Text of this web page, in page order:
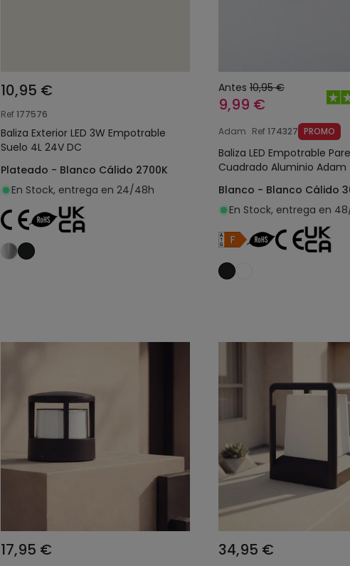
10,95 €
Ref177576
Baliza Exterior LED 3W Empotrable
Suelo 4L 24V DC
Plateado - Blanco Cálido 2700K
En Stock, entrega en 24/48h
Antes 10,95 €
9,99 €
Adam Ref174327 PROMO
Baliza LED Empotrable
Cuadrado Aluminio Adam
Blanco - Blanco Cálido
En Stock, entrega en
17,95 € 34,95 €